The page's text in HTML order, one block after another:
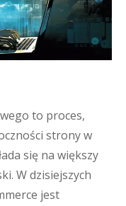
to proces,
strony w
się na większy
W dzisiejszych
jest